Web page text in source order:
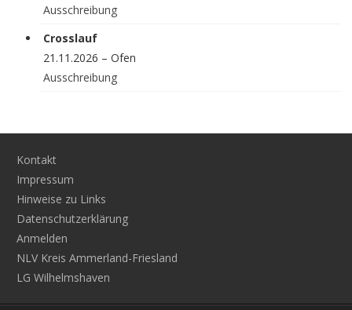
Ausschreibung
Crosslauf
21.11.2026 – Ofen
Ausschreibung
Kontakt
Impressum
Hinweise zu Links
Datenschutzerklärung
Anmelden
NLV Kreis Ammerland-Friesland
LG Wilhelmshaven